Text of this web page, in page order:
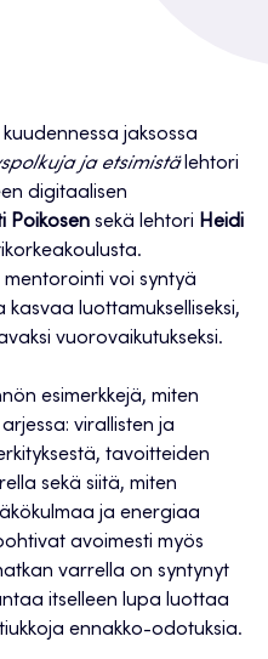
jaksossa
ja etsimistälehtori
digitaalisen
Poikosen sekä lehtori Heidi
mentorointi voi syntyä
luottamukselliseksi,
vuorovaikutukseksi.
esimerkkejä, miten
virallisten ja
tavoitteiden
sekä siitä, miten
ja energiaa
avoimesti myös
varrella on syntynyt
itselleen lupa luottaa
ennakko-odotuksia.